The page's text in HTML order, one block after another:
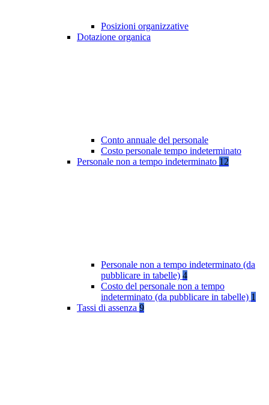
Posizioni organizzative
Dotazione organica
Conto annuale del personale
Costo personale tempo indeterminato
Personale non a tempo indeterminato 12
Personale non a tempo indeterminato (da
pubblicare in tabelle) 4
Costo del personale non a tempo
indeterminato (da pubblicare in tabelle) 1
Tassi di assenza 9